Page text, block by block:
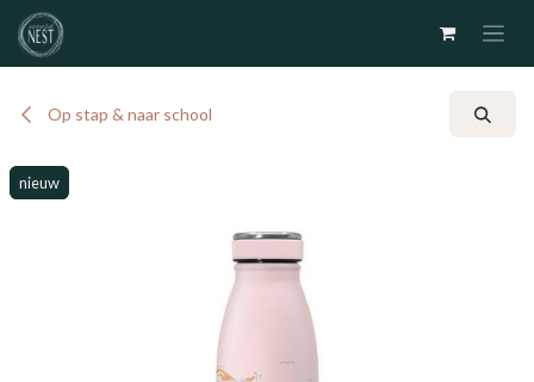
Overslaan naar inhoud
Op stap & naar school
nieuw
nieuw